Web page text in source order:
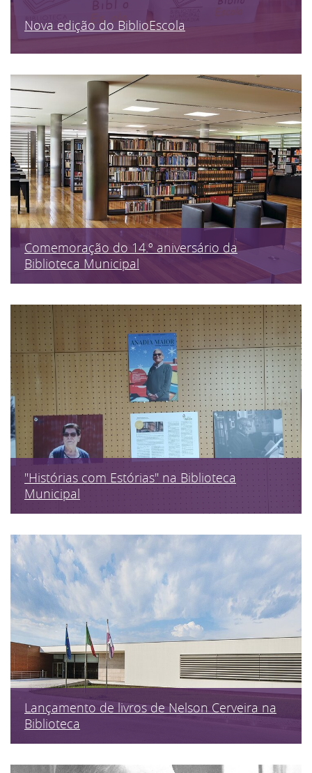
Nova edição do BiblioEscola
Comemoração do 14.º aniversário da
Biblioteca Municipal
"Histórias com Estórias" na Biblioteca
Municipal
Lançamento de livros de Nelson Cerveira na
Biblioteca